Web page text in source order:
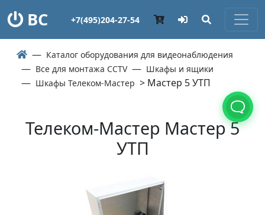
ВС +7(495)204-27-54
Каталог оборудования для видеонаблюдения
Все для монтажа CCTV
Шкафы и ящики
Шкафы Телеком-Мастер > Мастер 5 УТП
Телеком-Мастер Мастер 5
УТП